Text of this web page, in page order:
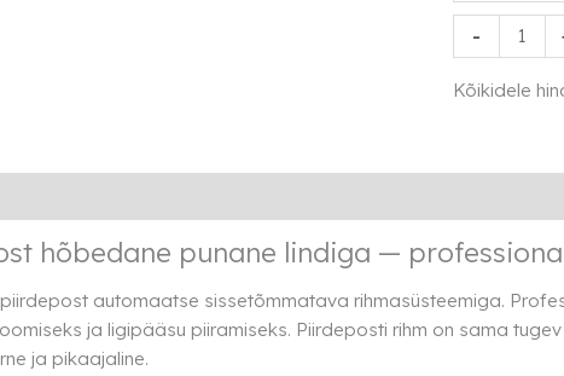
-
Piirdepost
hõbedane
punase
Kõikidele
hõbedane punane lindiga —
automaatse sissetõmmatava rihmasüsteemiga.
ja ligipääsu piiramiseks. Piirdeposti rihm on sama
ja pikaajaline.